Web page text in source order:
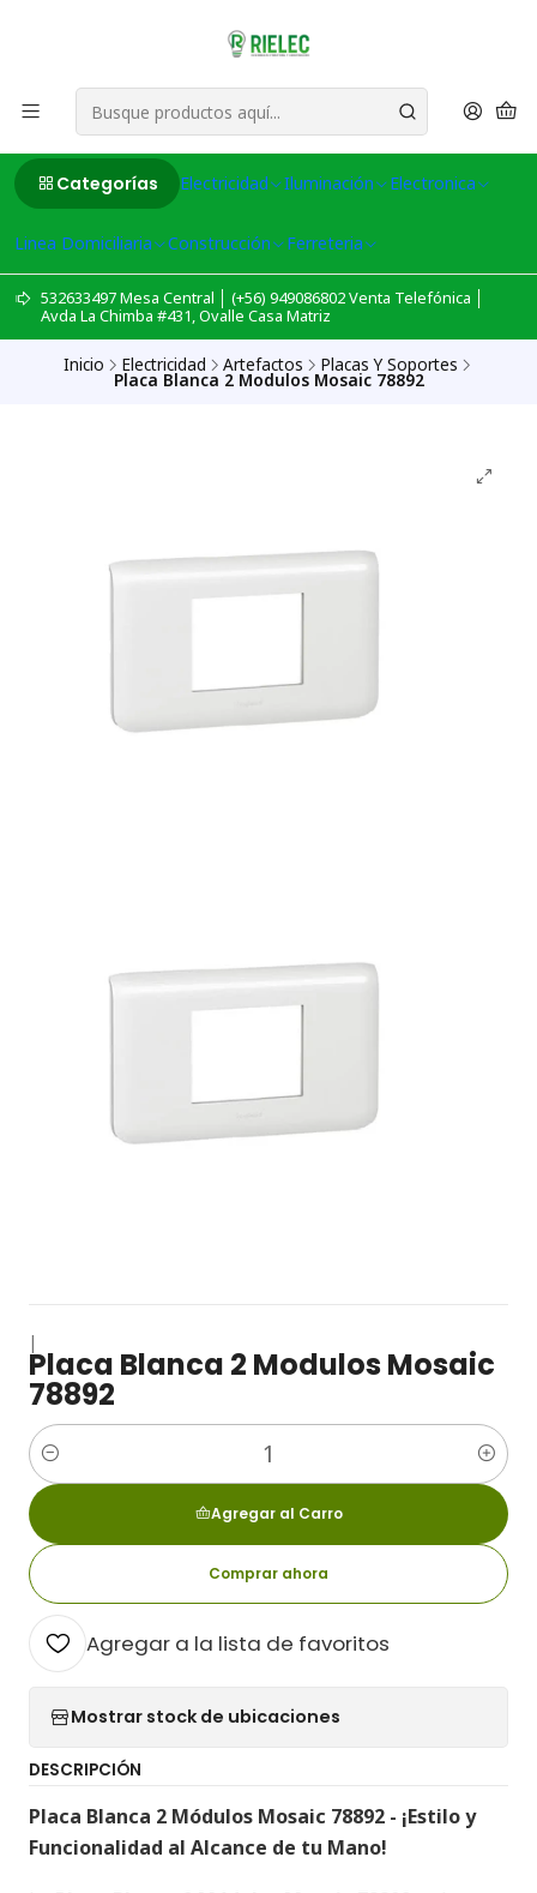
Categorías Electricidad Iluminación Electronica
Linea Domiciliaria Construcción Ferreteria
532633497 Mesa Central │ (+56) 949086802 Venta Telefónica │
Avda La Chimba #431, Ovalle Casa Matriz
Inicio Electricidad Artefactos Placas Y Soportes
Placa Blanca 2 Modulos Mosaic 78892
|
Placa Blanca 2 Modulos Mosaic
78892
Cantidad
Agregar al Carro
Comprar ahora
Agregar a la lista de favoritos
Mostrar stock de ubicaciones
DESCRIPCIÓN
Placa Blanca 2 Módulos Mosaic 78892 - ¡Estilo y
Funcionalidad al Alcance de tu Mano!